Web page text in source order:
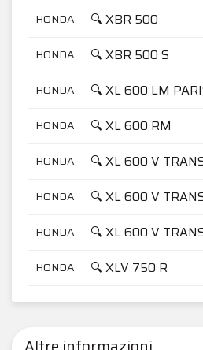
HONDA 🔍 XBR 500
HONDA 🔍 XBR 500 S
HONDA 🔍 XL 600 LM
HONDA 🔍 XL 600 RM
HONDA 🔍 XL 600 V
HONDA 🔍 XL 600 V
HONDA 🔍 XL 600 V
HONDA 🔍 XLV 750 R